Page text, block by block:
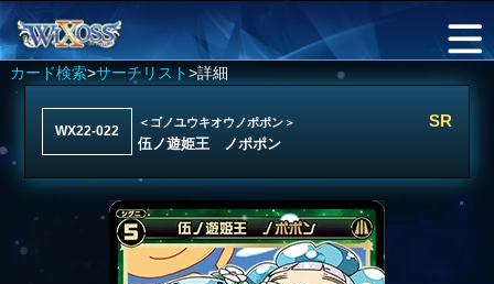
カード検索>サーチリスト>詳細
WX22-022
＜ゴノユウキオウノポポン＞
伍ノ遊姫王 ノポポン
SR